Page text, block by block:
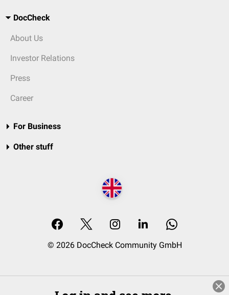
DocCheck
About Us
Investor Relations
Press
Career
For Business
Other stuff
© 2026 DocCheck Community GmbH